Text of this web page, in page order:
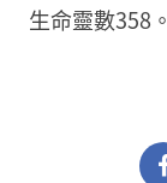
生命靈數358。